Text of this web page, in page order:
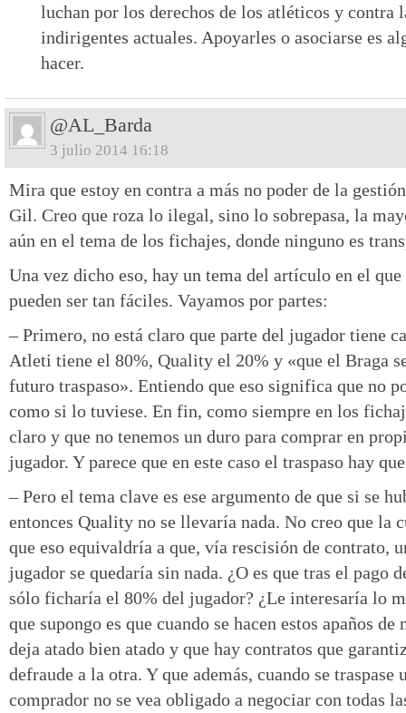
luchan por los derechos de los atléticos y contra
indirigentes actuales. Apoyarles o asociarse es
hacer.
@AL_Barda
3 julio 2014 16:18
Mira que estoy en contra a más no poder de la
Gil. Creo que roza lo ilegal, sino lo sobrepasa, la
aún en el tema de los fichajes, donde ninguno es
Una vez dicho eso, hay un tema del artículo en el que
pueden ser tan fáciles. Vayamos por partes:
– Primero, no está claro que parte del jugador tiene
Atleti tiene el 80%, Quality el 20% y «que el Braga
futuro traspaso». Entiendo que eso significa que no
como si lo tuviese. En fin, como siempre en los
claro y que no tenemos un duro para comprar en
jugador. Y parece que en este caso el traspaso hay
– Pero el tema clave es ese argumento de que si se
entonces Quality no se llevaría nada. No creo que la
que eso equivaldría a que, vía rescisión de contrato,
jugador se quedaría sin nada. ¿O es que tras el pago
sólo ficharía el 80% del jugador? ¿Le interesaría lo
que supongo es que cuando se hacen estos apaños
deja atado bien atado y que hay contratos que
defraude a la otra. Y que además, cuando se traspase
comprador no se vea obligado a negociar con todas